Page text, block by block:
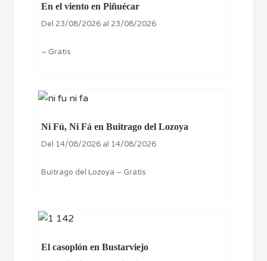
En el viento en Piñuécar
Del 23/08/2026 al 23/08/2026
– Gratis
Ni Fú, Ni Fá en Buitrago del Lozoya
Del 14/08/2026 al 14/08/2026
Buitrago del Lozoya – Gratis
El casoplón en Bustarviejo